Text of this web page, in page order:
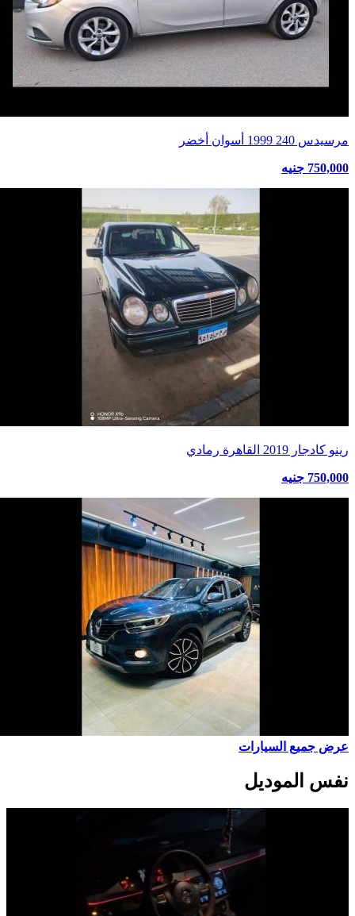
مرسيدس 240 1999 أسوان أخضر
750,000 جنيه
رينو كادجار 2019 القاهرة رمادي
750,000 جنيه
عرض جميع السيارات
نفس الموديل